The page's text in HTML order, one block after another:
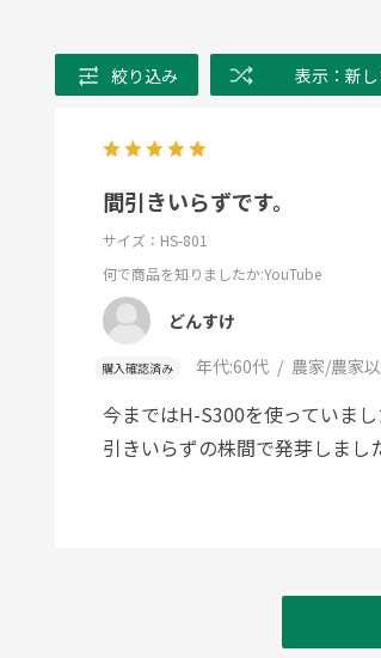
絞り込み 表示：新
間引きいらずです。
サイズ：HS-801
何で商品を知りましたか:YouTube
どんすけ
購入確認済み 年代:60代 農家/農家
今まではH-S300を使っていま
引きいらずの株間で発芽しまし